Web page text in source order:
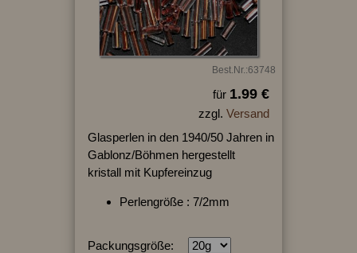
Best.Nr.:63748
für 1.99 €
zzgl. Versand
Glasperlen in den 1940/50 Jahren in
Gablonz/Böhmen hergestellt
kristall mit Kupfereinzug
Perlengröße : 7/2mm
Packungsgröße: